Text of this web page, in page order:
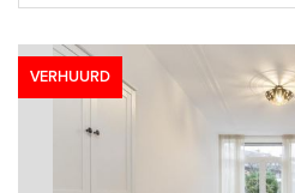
VERHUURD